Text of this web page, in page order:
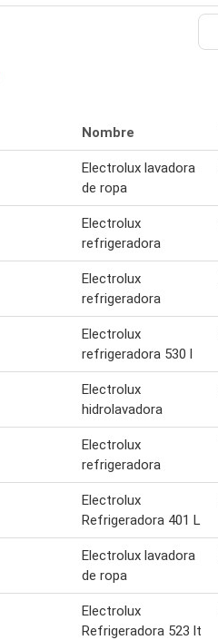
Nombre
Electrolux lavadora
de ropa
Electrolux
refrigeradora
Electrolux
refrigeradora
Electrolux
refrigeradora 530 l
Electrolux
hidrolavadora
Electrolux
refrigeradora
Electrolux
Refrigeradora 401 L
Electrolux lavadora
de ropa
Electrolux
Refrigeradora 523 lt